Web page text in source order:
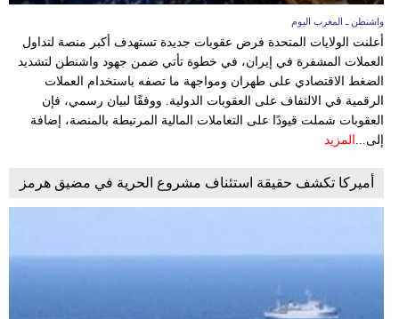
واشنطن ـ المغرب اليوم
أعلنت الولايات المتحدة فرض عقوبات جديدة تستهدف أكبر منصة لتداول
العملات المشفرة في إيران، في خطوة تأتي ضمن جهود واشنطن لتشديد
الضغط الاقتصادي على طهران ومواجهة ما تصفه باستخدام العملات
الرقمية في الالتفاف على العقوبات الدولية. ووفقًا لبيان رسمي، فإن
العقوبات شملت قيودًا على التعاملات المالية المرتبطة بالمنصة، إضافة
إلى... المزيد
أميركا تكشف حقيقة استئناف مشروع الحرية في مضيق هرمز